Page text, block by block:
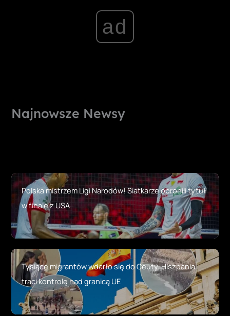
ad
Najnowsze Newsy
Polska mistrzem Ligi Narodów! Siatkarze obronili tytuł
w finale z USA
Tysiące migrantów wdarło się do Ceuty. Hiszpania
traci kontrolę nad granicą UE